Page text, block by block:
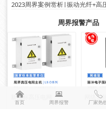
新国标高压电网
周界报警产品
낀
首页
뀵
周界报警
ꂅ
厂家热